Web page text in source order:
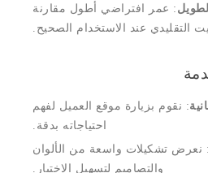
: عمر افتراضي أطول مقارنة
التقليدي عند الاستخدام الصحيح.
: نقوم بزيارة موقع العميل لفهم
احتياجاته بدقة.
: نعرض تشكيلات واسعة من الألوان
والتصاميم لتسهيل الاختيار.